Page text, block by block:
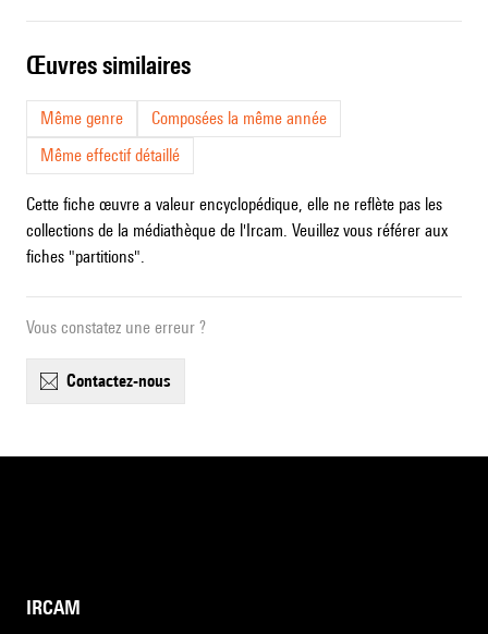
œuvres similaires
Même genre
Composées la même année
Même effectif détaillé
Cette fiche œuvre a valeur encyclopédique, elle ne reflète pas les
collections de la médiathèque de l'Ircam. Veuillez vous référer aux
fiches "partitions".
Vous constatez une erreur ?
contactez-nous
IRCAM